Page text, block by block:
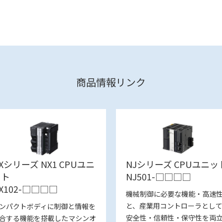
商品情報リンク
シリーズ NX1 CPUユニ
□□□□
パクトボディに制御と情報を
する機能を搭載したマシンオ
NJシリーズ CPUユニッ
NJ501-□□□□
機械制御に必要な機能・高速
と、産業用コントローラとし
安全性・信頼性・保守性を両